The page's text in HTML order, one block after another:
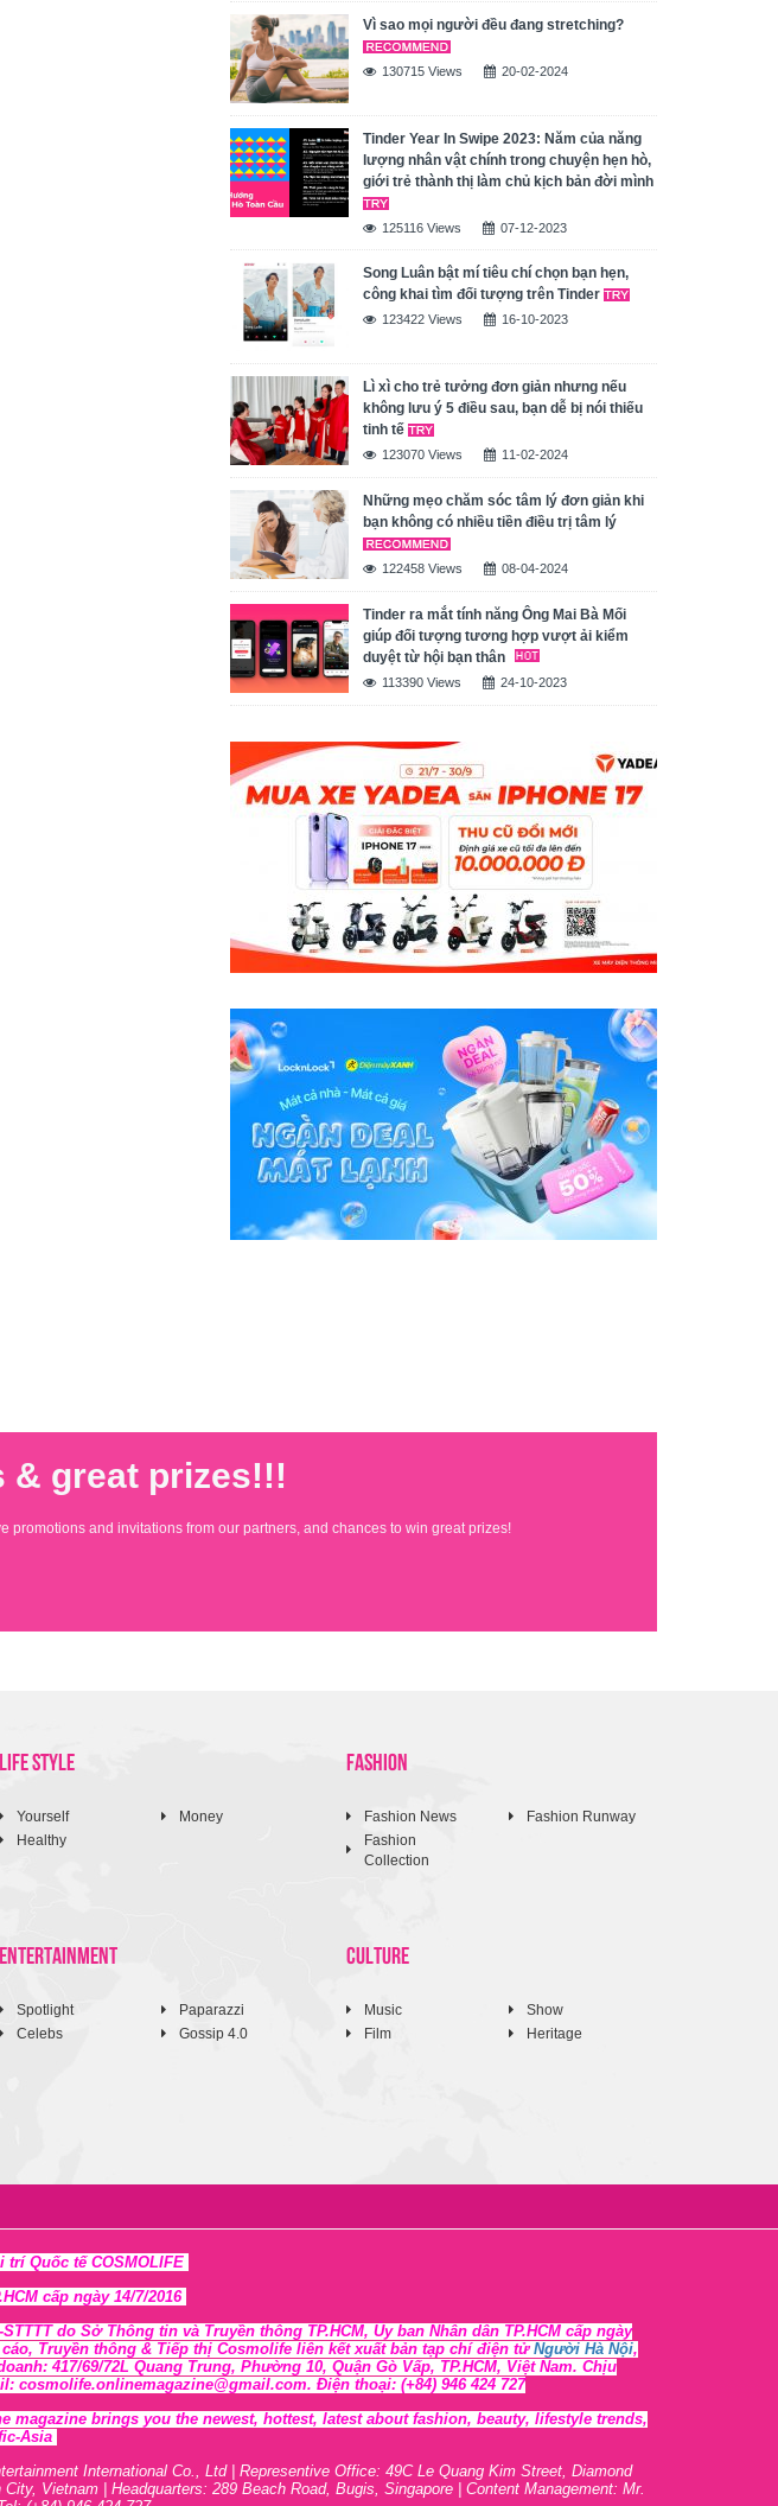
Vì sao mọi người đều đang stretching?
130715 Views 20-02-2024
Tinder Year In Swipe 2023: Năm của năng
lượng nhân vật chính trong chuyện hẹn hò,
giới trẻ thành thị làm chủ kịch bản đời mình
125116 Views 07-12-2023
Song Luân bật mí tiêu chí chọn bạn hẹn,
công khai tìm đối tượng trên Tinder
123422 Views 16-10-2023
Lì xì cho trẻ tưởng đơn giản nhưng nếu
không lưu ý 5 điều sau, bạn dễ bị nói thiếu
tinh tế
123070 Views 11-02-2024
Những mẹo chăm sóc tâm lý đơn giản khi
bạn không có nhiều tiền điều trị tâm lý
122458 Views 08-04-2024
Tinder ra mắt tính năng Ông Mai Bà Mối
giúp đối tượng tương hợp vượt ải kiểm
duyệt từ hội bạn thân
113390 Views 24-10-2023
& great prizes!!!
and invitations from our partners, and chances to win great prizes!
LIFE STYLE
Yourself
Healthy
Money
FASHION
Fashion News
Fashion
Collection
Fashion Runway
ENTERTAINMENT
Spotlight
Celebs
Paparazzi
Gossip 4.0
CULTURE
Music
Film
Show
Heritage
trí Quốc tế COSMOLIFE
cấp ngày 14/7/2016
do Sở Thông tin và Truyền thông TP.HCM, Ủy ban Nhân dân TP.HCM cấp ngày
Truyền thông & Tiếp thị Cosmolife liên kết xuất bản tạp chí điện tử Người Hà Nội,
417/69/72L Quang Trung, Phường 10, Quận Gò Vấp, TP.HCM, Việt Nam. Chịu
cosmolife.onlinemagazine@gmail.com. Điện thoại: (+84) 946 424 727
magazine brings you the newest, hottest, latest about fashion, beauty, lifestyle trends,
Asia
International Co., Ltd | Representive Office: 49C Le Quang Kim Street, Diamond
City, Vietnam | Headquarters: 289 Beach Road, Bugis, Singapore | Content Management: Mr.